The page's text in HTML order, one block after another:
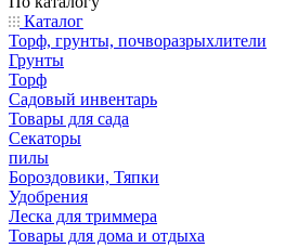
Каталог
Торф, грунты, почворазрыхлители
Грунты
Торф
Садовый инвентарь
Товары для сада
Секаторы
пилы
Бороздовики, Тяпки
Удобрения
Леска для триммера
Товары для дома и отдыха